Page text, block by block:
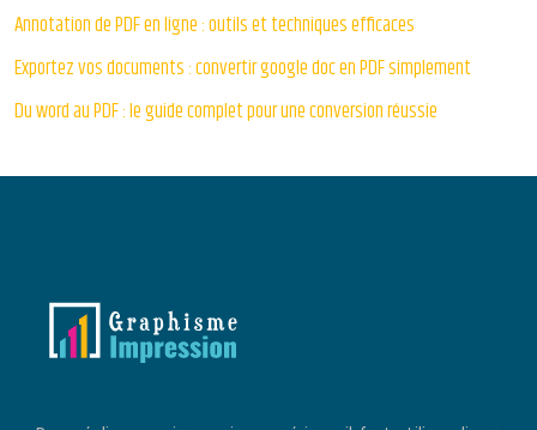
Annotation de PDF en ligne : outils et techniques efficaces
Exportez vos documents : convertir google doc en PDF simplement
Du word au PDF : le guide complet pour une conversion réussie